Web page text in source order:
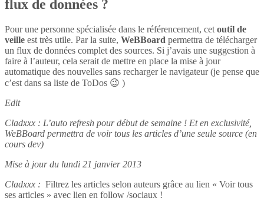
flux de données ?
Pour une personne spécialisée dans le référencement, cet outil de
veille est très utile. Par la suite, WeBBoard permettra de télécharger
un flux de données complet des sources. Si j’avais une suggestion à
faire à l’auteur, cela serait de mettre en place la mise à jour
automatique des nouvelles sans recharger le navigateur (je pense que
c’est dans sa liste de ToDos 😉 )
Edit
Cladxxx : L’auto refresh pour début de semaine ! Et en exclusivité,
WeBBoard permettra de voir tous les articles d’une seule source (en
cours dev)
Mise à jour du lundi 21 janvier 2013
Cladxxx : Filtrez les articles selon auteurs grâce au lien « Voir tous
ses articles » avec lien en follow /sociaux !